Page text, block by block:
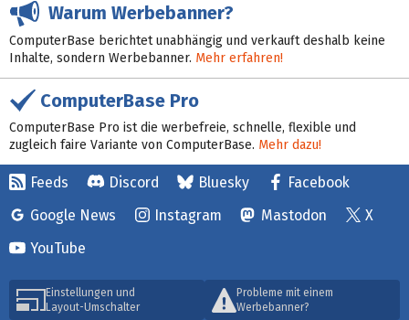
Warum Werbebanner?
ComputerBase berichtet unabhängig und verkauft deshalb keine
Inhalte, sondern Werbebanner. Mehr erfahren!
ComputerBase Pro
ComputerBase Pro ist die werbefreie, schnelle, flexible und
zugleich faire Variante von ComputerBase. Mehr dazu!
Feeds Discord Bluesky
Facebook
Google News
Instagram Mastodon
X
YouTube
Einstellungen und
Layout-Umschalter
Probleme mit einem
Werbebanner?